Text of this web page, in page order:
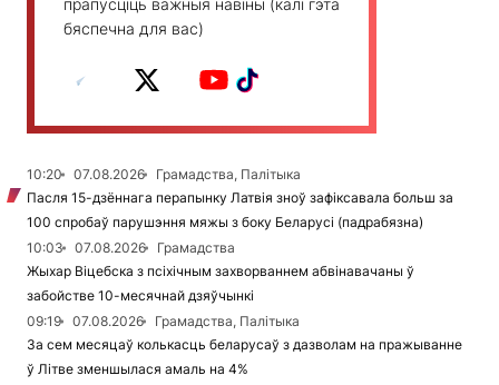
прапусціць важныя навіны (калі гэта
бяспечна для вас)
10:20 07.08.2026
Грамадства, Палітыка
Пасля 15-дзённага перапынку Латвія зноў зафіксавала больш за
100 спробаў парушэння мяжы з боку Беларусі (падрабязна)
10:03
07.08.2026
Грамадства
Жыхар Віцебска з псіхічным захворваннем абвінавачаны ў
забойстве 10-месячнай дзяўчынкі
09:19
07.08.2026
Грамадства, Палітыка
За сем месяцаў колькасць беларусаў з дазволам на пражыванне
ў Літве зменшылася амаль на 4%